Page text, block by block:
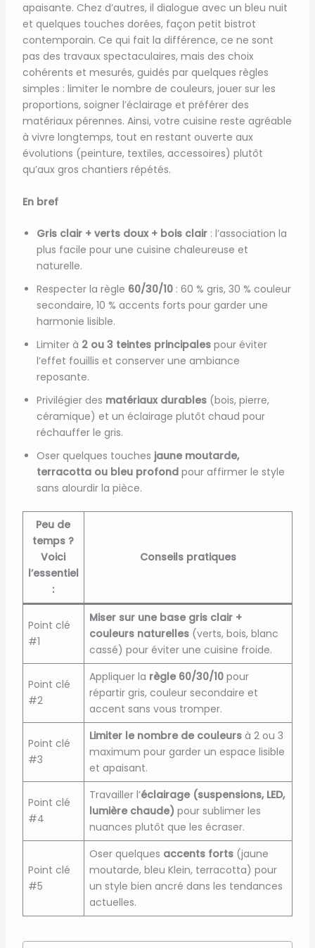
apaisante. Chez d’autres, il dialogue avec un bleu nuit
et quelques touches dorées, façon petit bistrot
contemporain. Ce qui fait la différence, ce ne sont
pas des travaux spectaculaires, mais des choix
cohérents et mesurés, guidés par quelques règles
simples : limiter le nombre de couleurs, jouer sur les
proportions, soigner l’éclairage et préférer des
matériaux pérennes. Ainsi, votre cuisine reste agréable
à vivre longtemps, tout en restant ouverte aux
évolutions (peinture, textiles, accessoires) plutôt
qu’aux gros chantiers répétés.
En bref
Gris clair + verts doux + bois clair: l’association la
plus facile pour une cuisine chaleureuse et
naturelle.
Respecter la règle 60/30/10: 60 % gris, 30 % couleur
secondaire, 10 % accents forts pour garder une
harmonie lisible.
Limiter à 2 ou 3 teintes principalespour éviter
l’effet fouillis et conserver une ambiance
reposante.
Privilégier des matériaux durables(bois, pierre,
céramique) et un éclairage plutôt chaud pour
réchauffer le gris.
Oser quelques touches jaune moutarde,
terracotta ou bleu profondpour affirmer le style
sans alourdir la pièce.
Peu de
temps ?
Voici
l’essentiel
:
Conseils pratiques
Point clé
#1
Miser sur une base gris clair +
couleurs naturelles(verts, bois, blanc
cassé) pour éviter une cuisine froide.
Point clé
#2
Appliquer la règle 60/30/10pour
répartir gris, couleur secondaire et
accent sans vous tromper.
Point clé
#3
Limiter le nombre de couleursà 2 ou 3
maximum pour garder un espace lisible
et apaisant.
Point clé
#4
Travailler l’éclairage (suspensions, LED,
lumière chaude) pour sublimer les
nuances plutôt que les écraser.
Point clé
#5
Oser quelques accents forts(jaune
moutarde, bleu Klein, terracotta) pour
un style bien ancré dans les tendances
actuelles.